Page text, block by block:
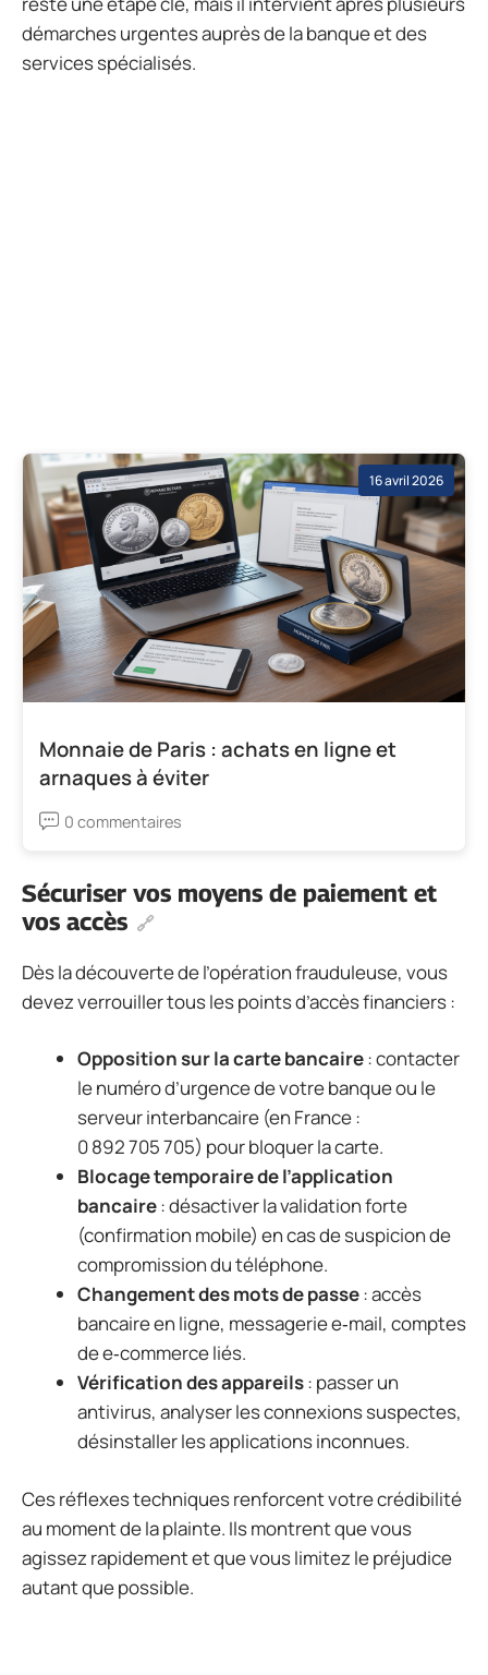
démarches urgentes auprès de la banque et des
services spécialisés.
16 avril 2026
Monnaie de Paris : achats en ligne et
arnaques à éviter
0 commentaires
Sécuriser vos moyens de paiement et
vos accès
Dès la découverte de l’opération frauduleuse, vous
devez verrouiller tous les points d’accès financiers :
Opposition sur la carte bancaire: contacter
le numéro d’urgence de votre banque ou le
serveur interbancaire (en France :
0 892 705 705) pour bloquer la carte.
Blocage temporaire de l’application
bancaire: désactiver la validation forte
(confirmation mobile) en cas de suspicion de
compromission du téléphone.
Changement des mots de passe: accès
bancaire en ligne, messagerie e‑mail, comptes
de e‑commerce liés.
Vérification des appareils: passer un
antivirus, analyser les connexions suspectes,
désinstaller les applications inconnues.
Ces réflexes techniques renforcent votre crédibilité
au moment de la plainte. Ils montrent que vous
agissez rapidement et que vous limitez le préjudice
autant que possible.